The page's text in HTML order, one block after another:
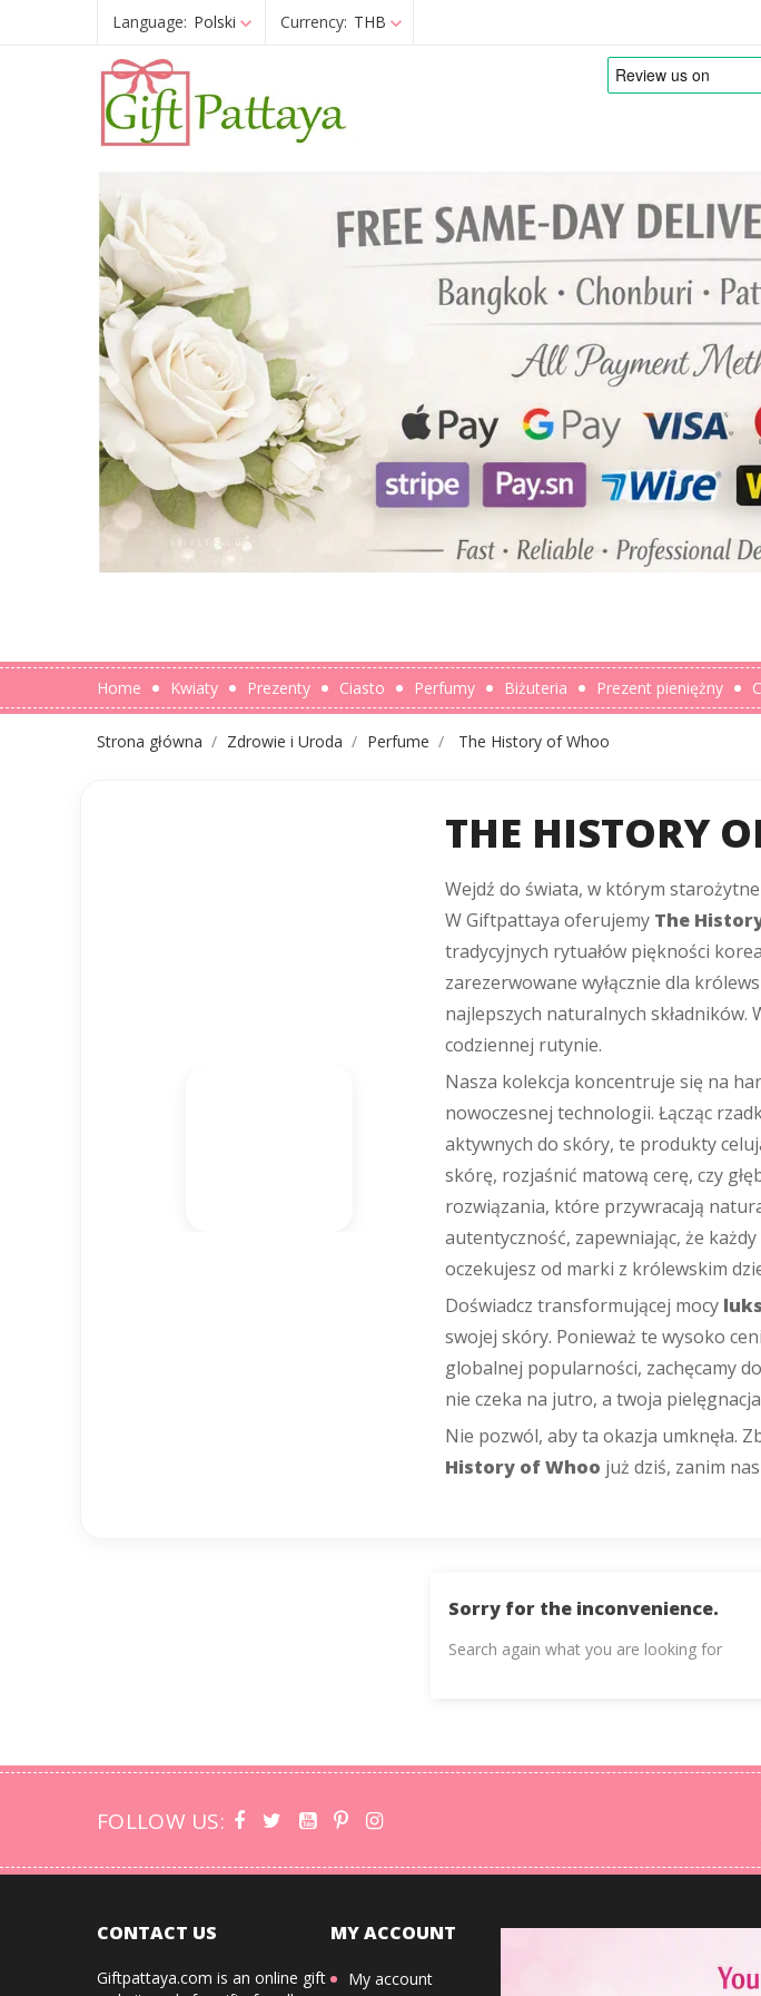
Language: Polski Currency: THB
Home Kwiaty Prezenty Ciasto Perfumy Biżuteria Prezent pieniężny
Strona główna Zdrowie i Uroda Perfume The History of Whoo
THE HISTORY
Wejdź do świata, w którym
W Giftpattaya oferujemy The
tradycyjnych rytuałów piękności
zarezerwowane wyłącznie dla
najlepszych naturalnych
codziennej rutynie.
Nasza kolekcja koncentruje się na
nowoczesnej technologii. Łącząc
aktywnych do skóry, te produkty
skórę, rozjaśnić matową cerę, czy
rozwiązania, które przywracają
autentyczność, zapewniając, że
oczekujesz od marki z królewskim
Doświadcz transformującej mocy
swojej skóry. Ponieważ te wysoko
globalnej popularności, zachęcamy
nie czeka na jutro, a twoja
Nie pozwól, aby ta okazja umknęła.
History of Whoo już dziś, zanim
Sorry for the inconvenience.
Search again what you are looking for
FOLLOW US:
CONTACT US
Giftpattaya.com is an online gift
MY ACCOUNT
My account